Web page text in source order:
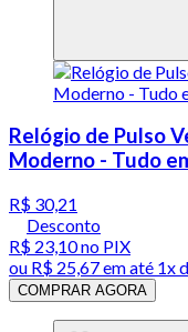
Relógio de Pulso
Moderno - Tudo
R$ 30,21
Desconto
R$ 23,10no PIX
ou R$ 25,67em até 1x
COMPRAR AGORA